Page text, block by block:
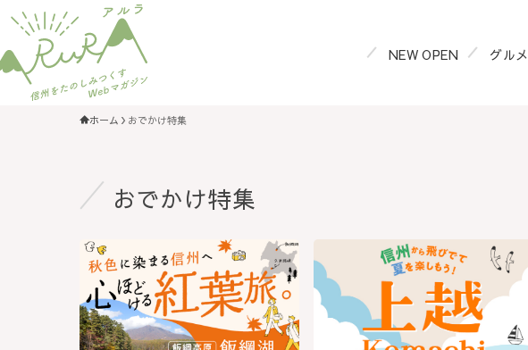
NEW OPEN グルメ
ホーム おでかけ特集
おでかけ特集